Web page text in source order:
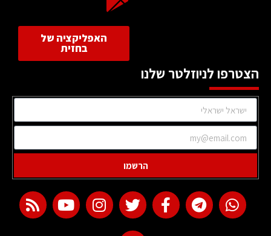
האפליקציה של
בחזית
הצטרפו לניוזלטר שלנו
הרשמו